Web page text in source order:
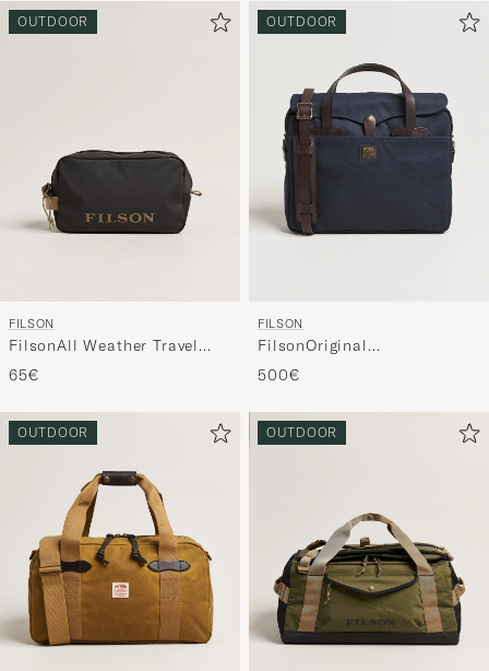
OUTDOOR
FILSON
FilsonAll Weather Travel
PackBlack
65€
OUTDOOR
FILSON
FilsonOriginal
BriefcaseNavy
500€
OUTDOOR OUTDOOR